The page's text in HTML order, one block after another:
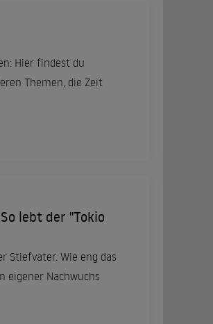
Hier findest du
Themen, die Zeit
lebt der "Tokio
Stiefvater. Wie eng das
eigener Nachwuchs